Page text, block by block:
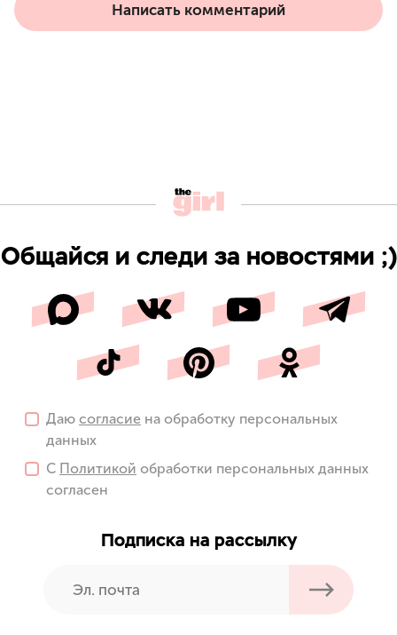
Написать комментарий
Общайся и следи за новостями ;)
Даю согласие на обработку персональных
данных
С Политикой обработки персональных данных
согласен
Подписка на рассылку